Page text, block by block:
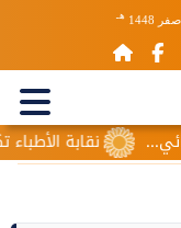
هـ
نقابة الأطباء